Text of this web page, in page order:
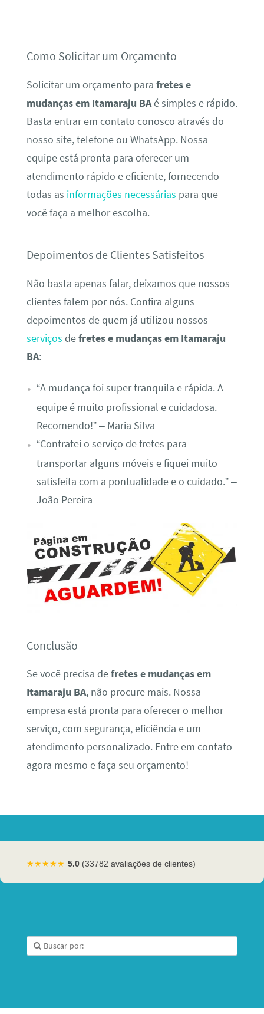
Como Solicitar um Orçamento
Solicitar um orçamento para fretes e
mudanças em Itamaraju BAé simples e rápido.
Basta entrar em contato conosco através do
nosso site, telefone ou WhatsApp. Nossa
equipe está pronta para oferecer um
atendimento rápido e eficiente, fornecendo
todas as informações necessárias para que
você faça a melhor escolha.
Depoimentos de Clientes Satisfeitos
Não basta apenas falar, deixamos que nossos
clientes falem por nós. Confira alguns
depoimentos de quem já utilizou nossos
serviços defretes e mudanças em Itamaraju
BA:
“A mudança foi super tranquila e rápida. A
equipe é muito profissional e cuidadosa.
Recomendo!” – Maria Silva
“Contratei o serviço de fretes para
transportar alguns móveis e fiquei muito
satisfeita com a pontualidade e o cuidado.” –
João Pereira
Conclusão
Se você precisa defretes e mudanças em
Itamaraju BA, não procure mais. Nossa
empresa está pronta para oferecer o melhor
serviço, com segurança, eficiência e um
atendimento personalizado. Entre em contato
agora mesmo e faça seu orçamento!
★★★★★ 5.0 (33782 avaliações de clientes)